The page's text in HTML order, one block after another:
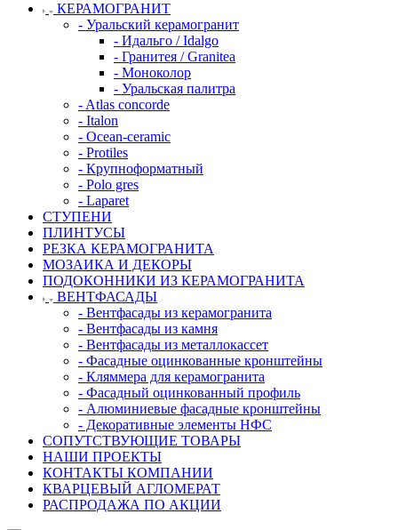
КЕРАМОГРАНИТ
- Уральский керамогранит
- Идальго / Idalgo
- Гранитея / Granitea
- Моноколор
- Уральская палитра
- Atlas concorde
- Italon
- Ocean-ceramic
- Protiles
- Крупноформатный
- Polo gres
- Laparet
СТУПЕНИ
ПЛИНТУСЫ
РЕЗКА КЕРАМОГРАНИТА
МОЗАИКА И ДЕКОРЫ
ПОДОКОННИКИ ИЗ КЕРАМОГРАНИТА
ВЕНТФАСАДЫ
- Вентфасады из керамогранита
- Вентфасады из камня
- Вентфасады из металлокассет
- Фасадные оцинкованные кронштейны
- Кляммера для керамогранита
- Фасадный оцинкованный профиль
- Алюминиевые фасадные кронштейны
- Декоративные элементы НФС
СОПУТСТВУЮЩИЕ ТОВАРЫ
НАШИ ПРОЕКТЫ
КОНТАКТЫ КОМПАНИИ
КВАРЦЕВЫЙ АГЛОМЕРАТ
РАСПРОДАЖА ПО АКЦИИ